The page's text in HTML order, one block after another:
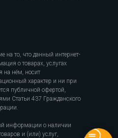
на то, что данный интернет-
о товарах, услугах
на нём, носит
характер и ни при
публичной офертой,
Статьи 437 Гражданского
информации о наличии
и (или) услуг,